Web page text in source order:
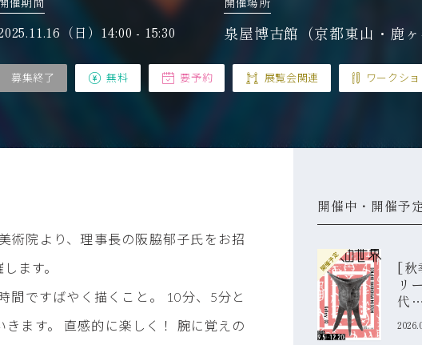
（日）14:00 - 15:30 泉屋博古館（京都東山・鹿
募集終了 無料 要予約 展覧会関連 ワークシ
術院より、理事長の阪脇郁子氏をお招
ます。
間ですばやく描くこと。 10分、5分と
ます。 直感的に楽しく！ 腕に覚えの
開催中・開催予
開催予定
[秋
リ
代
ギ
「